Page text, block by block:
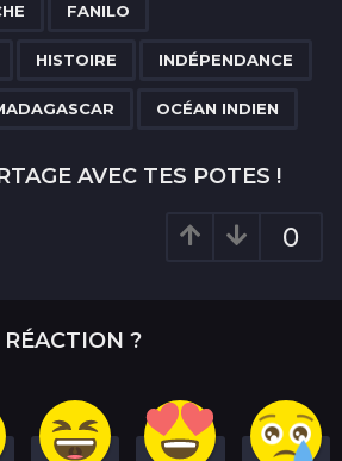
FANILO
HISTOIRE INDÉPENDANCE
OCÉAN INDIEN
AVEC TES POTES !
0
?